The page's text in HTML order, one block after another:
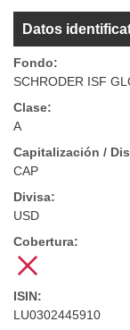
Datos
Fondo:
SCHRODER ISF
Clase:
A
Capitalización /
CAP
Divisa:
USD
Cobertura:
ISIN:
LU0302445910